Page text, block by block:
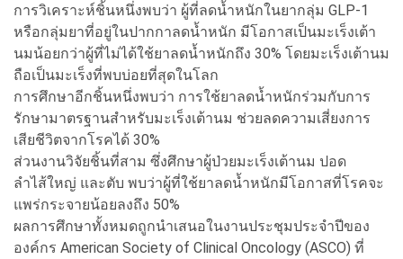
การวิเคราะห์ชิ้นหนึ่งพบว่า ผู้ที่ลดน้ำหนักในยากลุ่ม GLP-1
หรือกลุ่มยาที่อยู่ในปากกาลดน้ำหนัก มีโอกาสเป็นมะเร็งเต้า
นมน้อยกว่าผู้ที่ไม่ได้ใช้ยาลดน้ำหนักถึง 30% โดยมะเร็งเต้านม
ถือเป็นมะเร็งที่พบบ่อยที่สุดในโลก
การศึกษาอีกชิ้นหนึ่งพบว่า การใช้ยาลดน้ำหนักร่วมกับการ
รักษามาตรฐานสำหรับมะเร็งเต้านม ช่วยลดความเสี่ยงการ
เสียชีวิตจากโรคได้ 30%
ส่วนงานวิจัยชิ้นที่สาม ซึ่งศึกษาผู้ป่วยมะเร็งเต้านม ปอด
ลำไส้ใหญ่ และตับ พบว่าผู้ที่ใช้ยาลดน้ำหนักมีโอกาสที่โรคจะ
แพร่กระจายน้อยลงถึง 50%
ผลการศึกษาทั้งหมดถูกนำเสนอในงานประชุมประจำปีของ
องค์กร American Society of Clinical Oncology (ASCO) ที่